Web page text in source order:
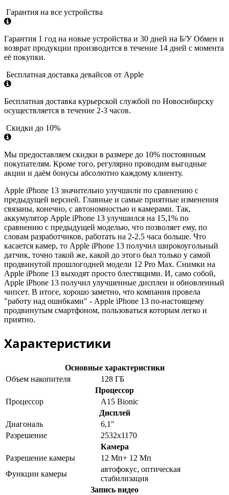
Гарантия на все устройства
Гарантия 1 год на новые устройства и 30 дней на Б/У Обмен и
возврат продукции производится в течение 14 дней с момента
её покупки.
Бесплатная доставка девайсов от Apple
Бесплатная доставка курьерской службой по Новосибирску
осуществляется в течение 2-3 часов.
Скидки до 10%
Мы предоставляем скидки в размере до 10% постоянным
покупателям. Кроме того, регулярно проводим выгодные
акции и даём бонусы абсолютно каждому клиенту.
Apple iPhone 13 значительно улучшили по сравнению с
предыдущей версией. Главные и самые приятные изменения
связаны, конечно, с автономностью и камерами. Так,
аккумулятор Apple iPhone 13 улучшился на 15,1% по
сравнению с предыдущей моделью, что позволяет ему, по
словам разработчиков, работать на 2-2.5 часа больше. Что
касается камер, то Apple iPhone 13 получил широкоугольный
датчик, точно такой же, какой до этого был только у самой
продвинутой прошлогодней модели 12 Pro Max. Снимки на
Apple iPhone 13 выходят просто блестящими. И, само собой,
Apple iPhone 13 получил улучшенные дисплеи и обновленный
чипсет. В итоге, хорошо заметно, что компания провела
"работу над ошибками" - Apple iPhone 13 по-настоящему
продвинутым смартфоном, пользоваться которым легко и
приятно.
Характеристики
Основные характеристики
Объем накопителя
128 ГБ
Процессор
Процессор
A15 Bionic
Дисплей
Диагональ
6,1"
Разрешение
2532x1170
Камера
Разрешение камеры
12 Мп+ 12 Мп
Функции камеры
автофокус, оптическая
стабилизация
Запись видео